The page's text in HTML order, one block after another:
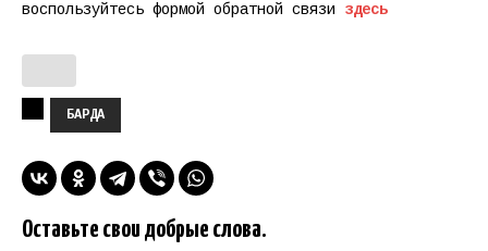
воспользуйтесь формой обратной связи здесь
БАРДА
Оставьте свои добрые слова.